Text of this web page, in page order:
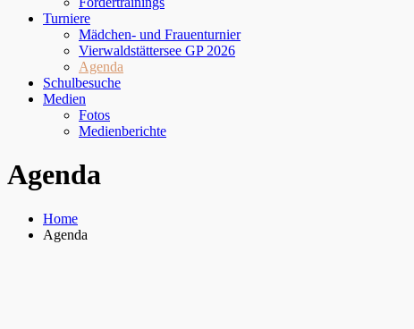
Turniere
Mädchen- und Frauenturnier
Vierwaldstättersee GP 2026
Agenda
Schulbesuche
Medien
Fotos
Medienberichte
Agenda
Home
Agenda